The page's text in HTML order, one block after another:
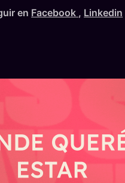
en Facebook , Linkedin
— AYER